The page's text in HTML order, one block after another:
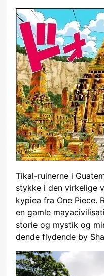
Tikal-ruinerne i
stykke i den virkelige
kypiea fra One Piece.
en gamle
storie og mystik og
dende flydende by